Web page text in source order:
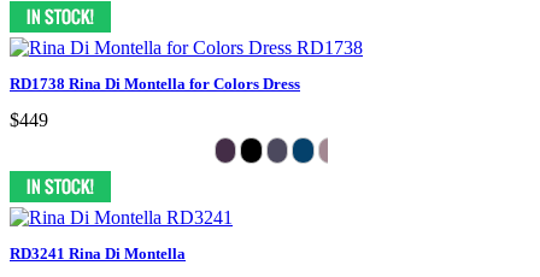
RD1738 Rina Di Montella for Colors Dress
$449
RD3241 Rina Di Montella